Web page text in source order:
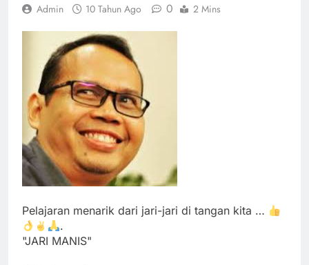
Admin 10 Tahun Ago 0 2 Mins
Pelajaran menarik dari jari-jari di tangan kita …
.
"JARI MANIS"